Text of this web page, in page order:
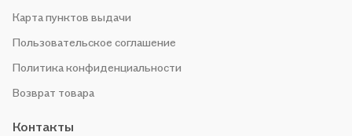
Карта пунктов выдачи
Пользовательское соглашение
Политика конфиденциальности
Возврат товара
Контакты